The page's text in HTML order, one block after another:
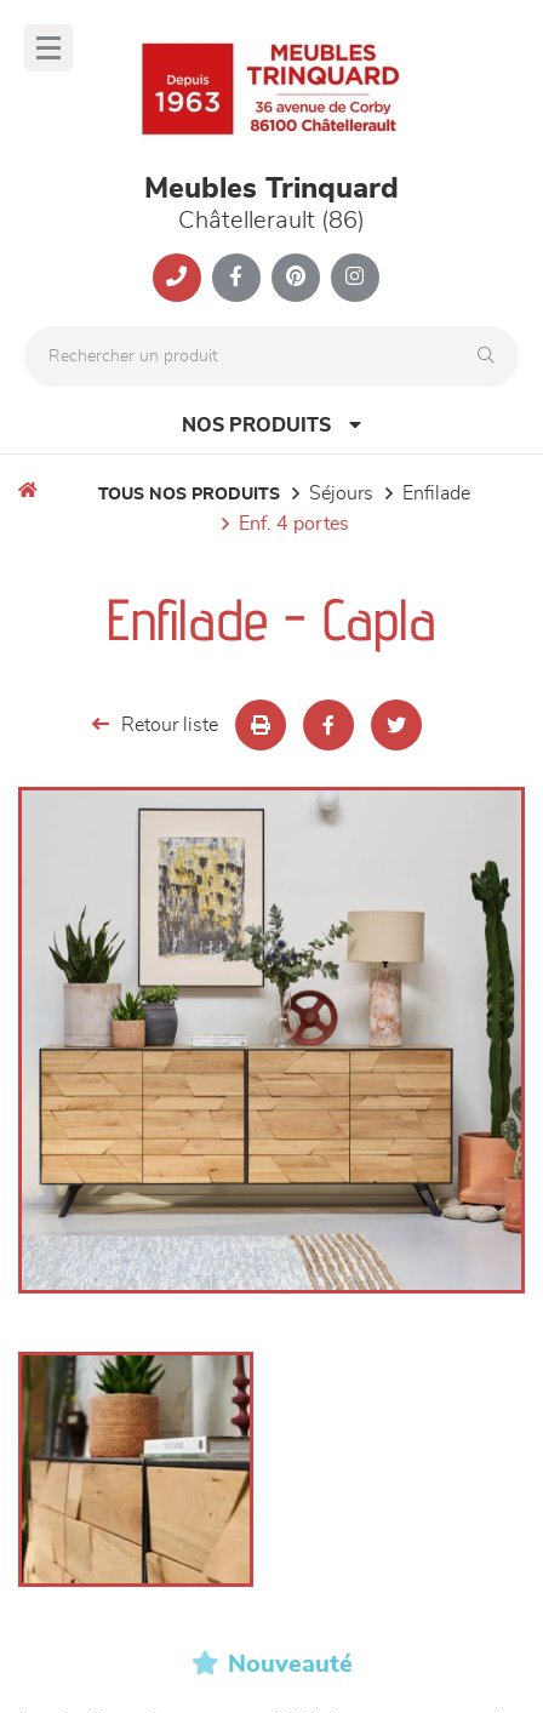
Meubles Trinquard
Châtellerault (86)
NOS PRODUITS
chambres et dressing
TOUS NOS PRODUITS séjours
enfilade
enf. 4 portes
Enfilade - Capla
Retour liste
Nouveauté